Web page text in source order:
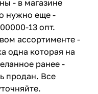
- в магазине
нужно еще -
13 опт.
ассортименте -
одна которая на
ранее -
продан. Все